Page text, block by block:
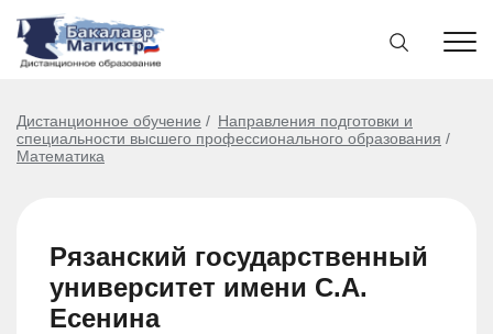
Дистанционное обучение
Направления подготовки и
специальности высшего профессионального образования
Математика
Рязанский государственный
университет имени С.А.
Есенина